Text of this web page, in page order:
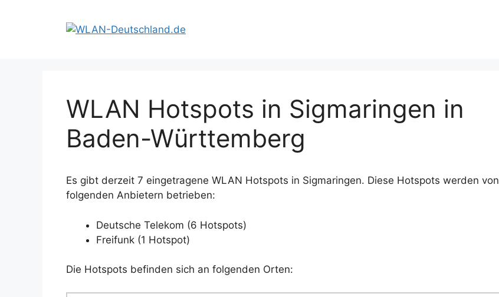
WLAN Hotspots in Sigmaringen in
Baden-Württemberg
Es gibt derzeit 7 eingetragene WLAN Hotspots in Sigmaringen. Diese Hotspots werden von
folgenden Anbietern betrieben:
Deutsche Telekom (6 Hotspots)
Freifunk (1 Hotspot)
Die Hotspots befinden sich an folgenden Orten: